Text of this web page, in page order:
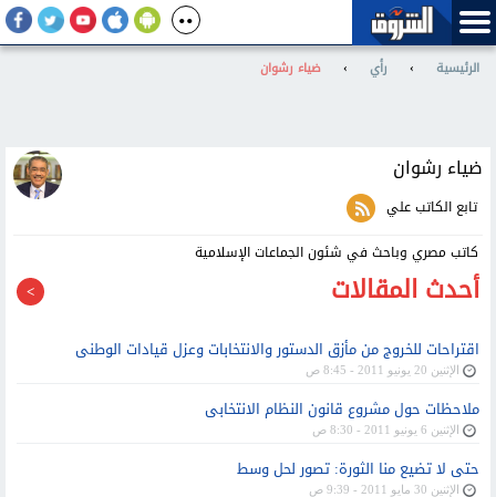
الرئيسية › رأي › ضياء رشوان
ضياء رشوان
تابع الكاتب علي
كاتب مصري وباحث في شئون الجماعات الإسلامية
أحدث المقالات
اقتراحات للخروج من مأزق الدستور والانتخابات وعزل قيادات الوطنى
الإثنين 20 يونيو 2011 - 8:45 ص
ملاحظات حول مشروع قانون النظام الانتخابى
الإثنين 6 يونيو 2011 - 8:30 ص
حتى لا تضيع منا الثورة: تصور لحل وسط
الإثنين 30 مايو 2011 - 9:39 ص